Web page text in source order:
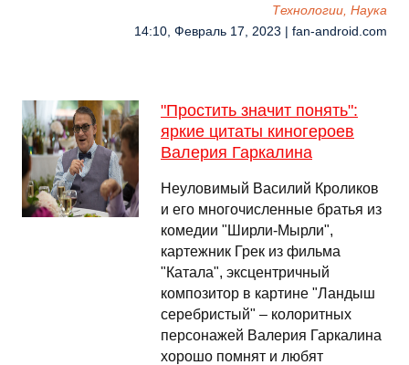
Технологии, Наука
14:10, Февраль 17, 2023 | fan-android.com
"Простить значит понять":
яркие цитаты киногероев
Валерия Гаркалина
Неуловимый Василий Кроликов
и его многочисленные братья из
комедии "Ширли-Мырли",
картежник Грек из фильма
"Катала", эксцентричный
композитор в картине "Ландыш
серебристый" – колоритных
персонажей Валерия Гаркалина
хорошо помнят и любят